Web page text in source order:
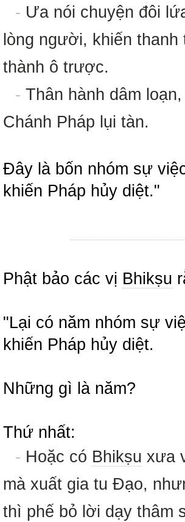
- Ưa nói chuyện đôi
lòng người, khiến thanh
thành ô trược.
- Thân hành dâm
Chánh Pháp lụi tàn.
Đây là bốn nhóm sự
khiến Pháp hủy diệt."
Phật bảo các vị Bhikṣu
"Lại có năm nhóm sự
khiến Pháp hủy diệt.
Những gì là năm?
Thứ nhất:
- Hoặc có Bhikṣu xưa
mà xuất gia tu Đạo,
thì phế bỏ lời dạy thâm